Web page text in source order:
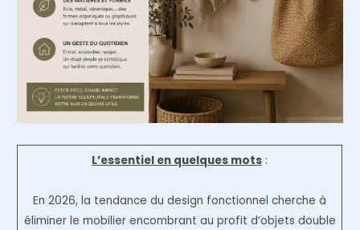
L’essentiel en quelques mots :
En 2026, la tendance du design fonctionnel cherche à
éliminer le mobilier encombrant au profit d’objets double